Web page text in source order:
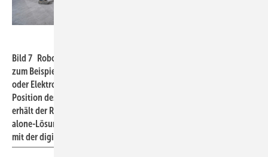
Bild 7 Roboterlösung Jaibot von Hilti für Überkopfbohrungen, um
zum Beispiel Deckenelemente, Lüftungskanäle, Rohrleitungen
oder Elektrotrassen zu befestigen oder abzuhängen. Die jeweilige
Position des gewerkespezifisch gekennzeichneten Bohrlochs
erhält der Roboter auf der Grundlage von BIM-Daten. Solche Stand-
alone-Lösungen bilden die Grundlage für eine spätere Vernetzung
mit der digitalen Baustelle.